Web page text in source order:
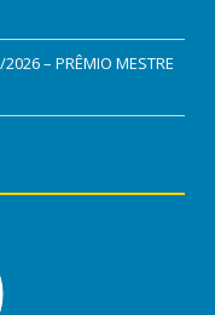
– PRÊMIO MESTRE